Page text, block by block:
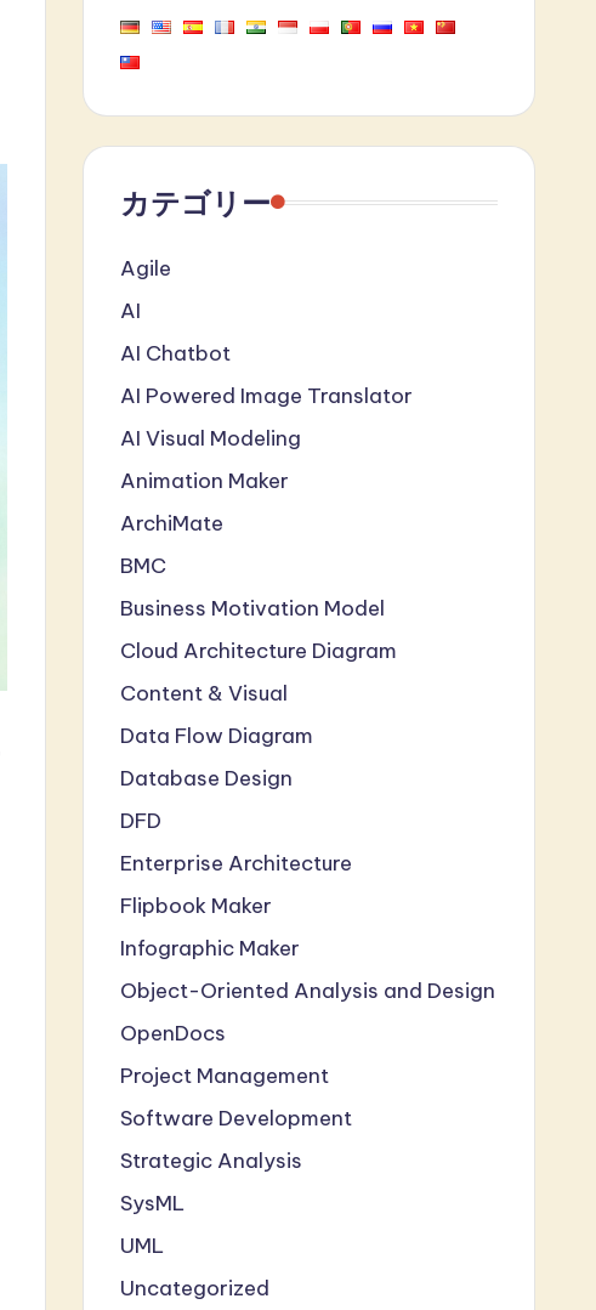
カテゴリー
Agile
AI
AI Chatbot
AI Powered Image Translator
AI Visual Modeling
Animation Maker
ArchiMate
BMC
Business Motivation Model
Cloud Architecture Diagram
Content & Visual
Data Flow Diagram
Database Design
DFD
Enterprise Architecture
Flipbook Maker
Infographic Maker
Object-Oriented Analysis and Design
OpenDocs
Project Management
Software Development
Strategic Analysis
SysML
UML
Uncategorized